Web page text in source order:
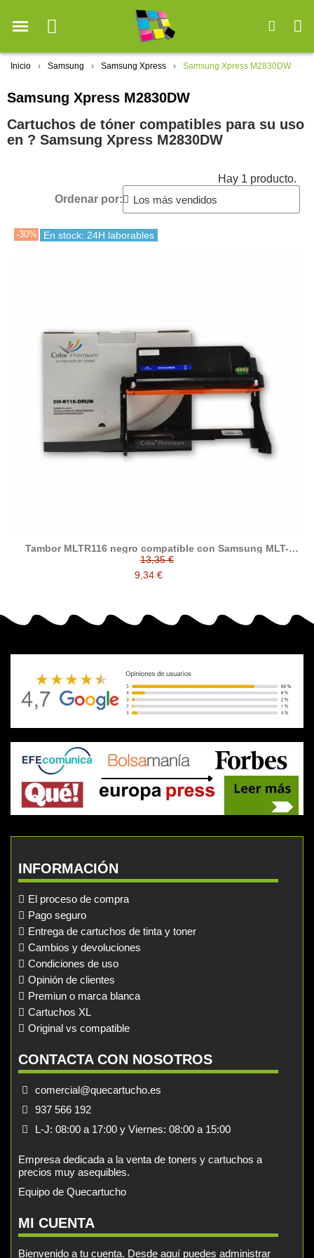
Inicio Samsung Samsung Xpress Samsung Xpress M2830DW
Samsung Xpress M2830DW
Cartuchos de tóner compatibles para su uso
en ?️ Samsung Xpress M2830DW
Hay 1 producto.
Ordenar por:
-30% En stock: 24H laborables
Tambor MLTR116 negro compatible con Samsung MLT-
R116/SEE
13,35 €
9,34 €
INFORMACIÓN
El proceso de compra
Pago seguro
Entrega de cartuchos de tinta y toner
Cambios y devoluciones
Condiciones de uso
Opinión de clientes
Premiun o marca blanca
Cartuchos XL
Original vs compatible
CONTACTA CON NOSOTROS
comercial@quecartucho.es
937 566 192
L-J: 08:00 a 17:00 y Viernes: 08:00 a 15:00
Empresa dedicada a la venta de toners y cartuchos a
precios muy asequibles.
Equipo de Quecartucho
MI CUENTA
Bienvenido a tu cuenta. Desde aquí puedes administrar